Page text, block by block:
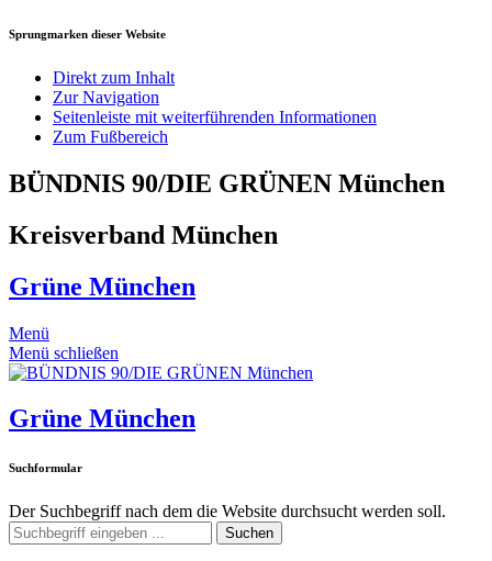
Sprungmarken dieser Website
Direkt zum Inhalt
Zur Navigation
Seitenleiste mit weiterführenden Informationen
Zum Fußbereich
BÜNDNIS 90/DIE GRÜNEN München
Kreisverband München
Grüne München
Menü
Menü schließen
Grüne München
Suchformular
Der Suchbegriff nach dem die Website durchsucht werden soll.
Suchen